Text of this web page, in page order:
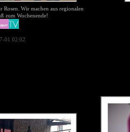
Rosen. Wir machen aus regionalen
zum Wochenende!
01 02:02